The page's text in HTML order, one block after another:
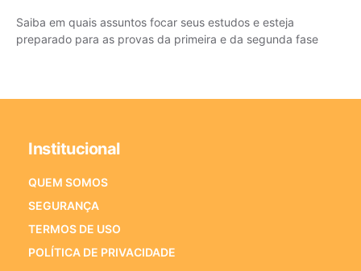
Saiba em quais assuntos focar seus estudos e esteja
preparado para as provas da primeira e da segunda fase
Institucional
QUEM SOMOS
SEGURANÇA
TERMOS DE USO
POLÍTICA DE PRIVACIDADE